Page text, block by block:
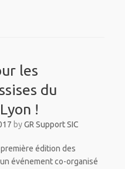
les
du
!
byGR Support SIC
édition des
événement co-organisé